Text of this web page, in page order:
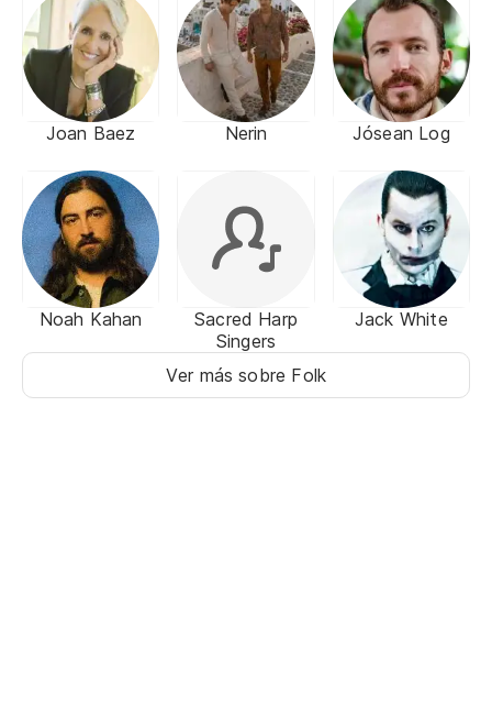
Joan Baez Nerin Jósean Log
Noah Kahan
Sacred Harp
Singers
Jack White
Ver más sobre Folk